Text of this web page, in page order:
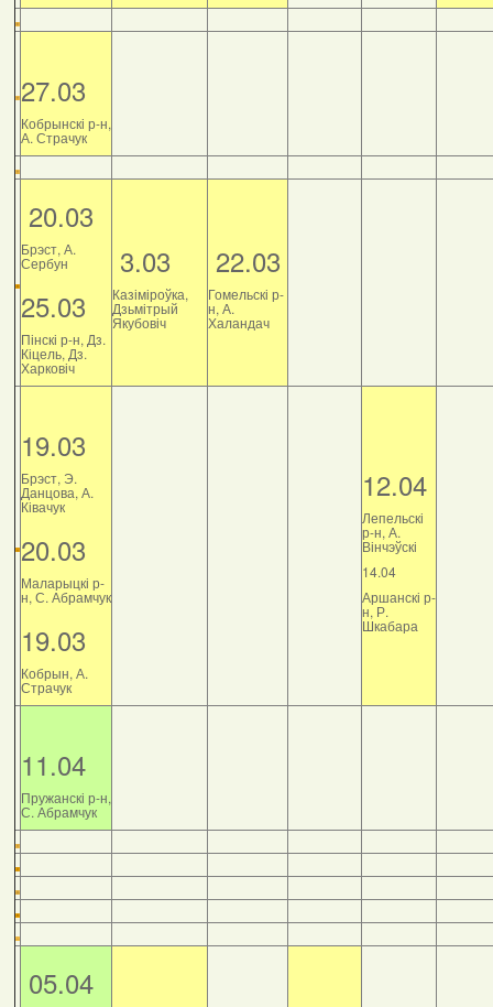
27.03
Кобрынскі р-н,
А. Страчук
20.03
Брэст, А.
Сербун
25.03
Пінскі р-н, Дз.
Кіцель, Дз.
Харковіч
3.03
Казіміроўка,
Дзьмітрый
Якубовіч
22.03
Гомельскі р-
н, А.
Халандач
19.03
Брэст, Э.
Данцова, А.
Ківачук
20.03
Маларыцкі р-
н, С. Абрамчук
19.03
Кобрын, А.
Страчук
12.04
Лепельскі
р-н, А.
Вінчэўскі
14.04
Аршанскі р-
н, Р.
Шкабара
11.04
Пружанскі р-н,
С. Абрамчук
05.04